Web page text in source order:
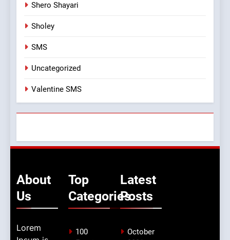
Shero Shayari
Sholey
SMS
Uncategorized
Valentine SMS
About
Us
Lorem
Top
Categories
100
Latest
Posts
October